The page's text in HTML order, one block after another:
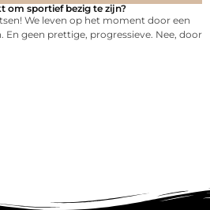
om sportief bezig te zijn?
We leven op het moment door een
En geen prettige, progressieve. Nee, door